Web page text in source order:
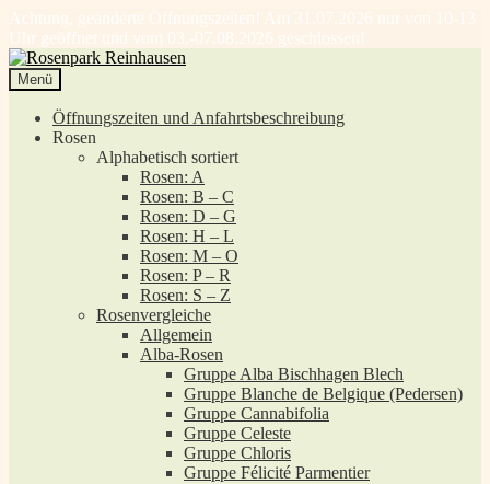
Achtung, geänderte Öffnungszeiten! Am 31.07.2026 nur von 10-13
Uhr geöffnet und vom 03.-07.08.2026 geschlossen!
Zur
Navigation
springen
Zum
Inhalt
springen
Menü
Öffnungszeiten und Anfahrtsbeschreibung
Rosen
Alphabetisch sortiert
Rosen: A
Rosen: B – C
Rosen: D – G
Rosen: H – L
Rosen: M – O
Rosen: P – R
Rosen: S – Z
Rosenvergleiche
Allgemein
Alba-Rosen
Gruppe Alba Bischhagen Blech
Gruppe Blanche de Belgique (Pedersen)
Gruppe Cannabifolia
Gruppe Celeste
Gruppe Chloris
Gruppe Félicité Parmentier